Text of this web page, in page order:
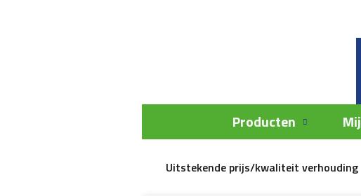
Producten
Uitstekende prijs/kwaliteit verhouding